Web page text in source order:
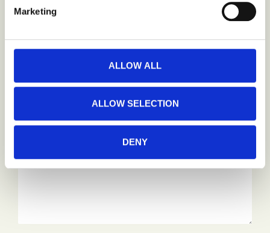
Marketing
ALLOW ALL
ALLOW SELECTION
DENY
Navn